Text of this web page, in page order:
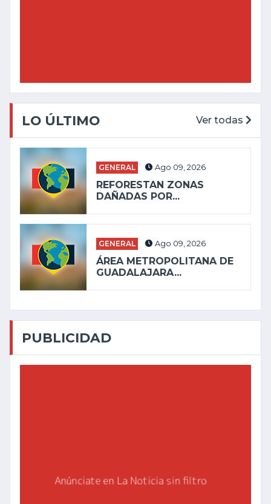
LO ÚLTIMO Ver todas
GENERAL Ago 09, 2026
REFORESTAN ZONAS
DAÑADAS POR...
GENERAL Ago 09, 2026
ÁREA METROPOLITANA DE
GUADALAJARA...
PUBLICIDAD